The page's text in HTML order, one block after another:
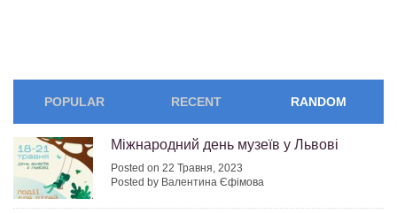
POPULAR RECENT RANDOM
Міжнародний день музеїв у Львові
Posted on 22 Травня, 2023
Posted by Валентина Єфімова